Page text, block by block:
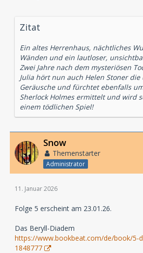
Zitat
Ein altes Herrenhaus, nächtliches
Wänden und ein lautloser,
Zwei Jahre nach dem mysteriösen
Julia hört nun auch Helen Stoner
Geräusche und fürchtet ebenfalls
Sherlock Holmes ermittelt und wird
einem tödlichen Spiel!
Snow
Themenstarter
Administrator
11. Januar 2026
Folge 5 erscheint am 23.01.26.
Das Beryll-Diadem
https://www.bookbeat.com/de/book/5-
1848777